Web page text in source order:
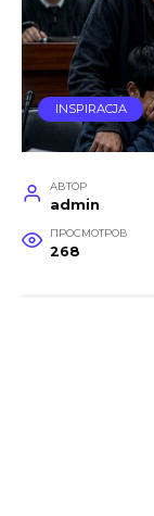
INSPIRACJA
АВТОР
admin
ПРОСМОТРОВ
268